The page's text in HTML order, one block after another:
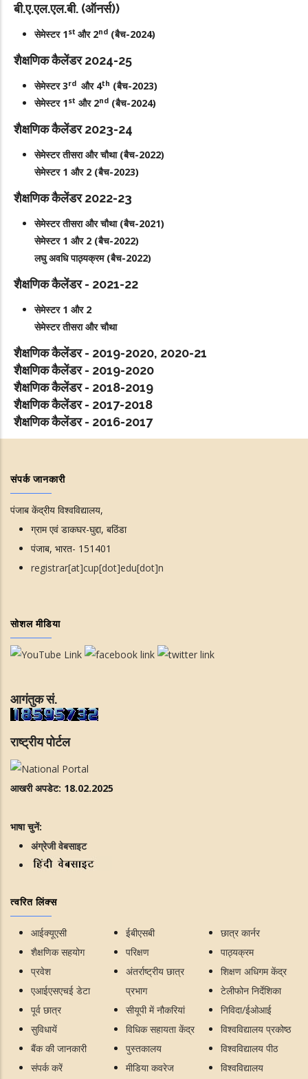
बी.ए.एल.एल.बी. (ऑनर्स))
सेमेस्टर 1st और 2nd (बैच-2024)
शैक्षणिक कैलेंडर 2024-25
सेमेस्टर 3rd और 4th (बैच-2023)
सेमेस्टर 1st और 2nd (बैच-2024)
शैक्षणिक कैलेंडर 2023-24
सेमेस्टर तीसरा और चौथा (बैच-2022)
सेमेस्टर 1 और 2 (बैच-2023)
शैक्षणिक कैलेंडर 2022-23
सेमेस्टर तीसरा और चौथा (बैच-2021)
सेमेस्टर 1 और 2 (बैच-2022)
लघु अवधि पाठ्यक्रम (बैच-2022)
शैक्षणिक कैलेंडर - 2021-22
सेमेस्टर 1 और 2
सेमेस्टर तीसरा और चौथा
शैक्षणिक कैलेंडर - 2019-2020, 2020-21
शैक्षणिक कैलेंडर - 2019-2020
शैक्षणिक कैलेंडर - 2018-2019
शैक्षणिक कैलेंडर - 2017-2018
शैक्षणिक कैलेंडर - 2016-2017
संपर्क जानकारी
पंजाब केंद्रीय विश्वविद्यालय,
ग्राम एवं डाकघर-घुद्दा, बठिंडा
पंजाब, भारत- 151401
registrar[at]cup[dot]edu[dot]n
सोशल मीडिया
आगंतुक सं.
राष्ट्रीय पोर्टल
आखरी अपडेट: 18.02.2025
भाषा चुनें:
अंग्रेजी वेबसाइट
त्वरित लिंक्स
आईक्यूएसी
शैक्षणिक सहयोग
प्रवेश
एआईएसएचई डेटा
पूर्व छात्र
सुविधायें
बैंक की जानकारी
संपर्क करें
ईबीएसबी
परिक्षण
अंतर्राष्ट्रीय छात्र
प्रभाग
सीयूपी में नौकरियां
विधिक सहायता केंद्र
पुस्तकालय
मीडिया कवरेज
छात्र कार्नर
पाठ्यक्रम
शिक्षण अधिगम केंद्र
टेलीफोन निर्देशिका
निविदा/ईओआई
विश्वविद्यालय प्रकोष्ठ
विश्वविद्यालय पीठ
विश्वविद्यालय